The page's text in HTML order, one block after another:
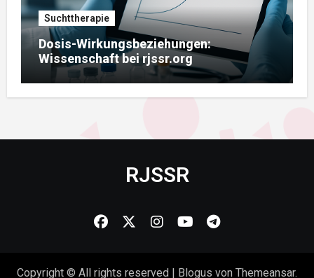
Suchttherapie
Dosis-Wirkungsbeziehungen:
Wissenschaft bei rjssr.org
RJSSR
Copyright © All rights reserved | Blogus von Themeansar.